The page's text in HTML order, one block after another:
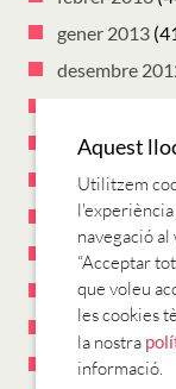
gener 2013
desembre
octubre 2012
juliol 2012(4)
juny 2012(6)
maig 2012
(22)
abril 2012(16)
març 2012
febrer 2012
Aquest
Utilitzem
navegació
“Acceptar
que voleu
les cookies
la nostra
informació.